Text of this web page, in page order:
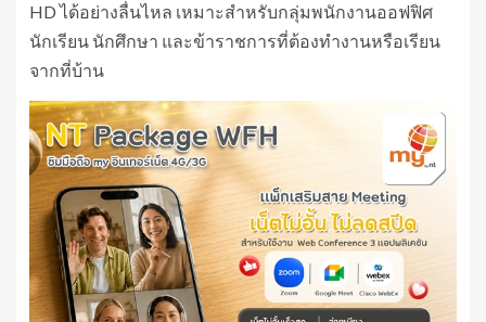
HD ได้อย่างลื่นไหล เหมาะสำหรับกลุ่มพนักงานออฟฟิศ
นักเรียน นักศึกษา และข้าราชการที่ต้องทำงานหรือเรียน
จากที่บ้าน